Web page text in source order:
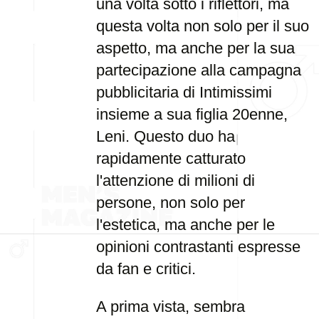
una volta sotto i riflettori, ma
questa volta non solo per il suo
aspetto, ma anche per la sua
partecipazione alla campagna
pubblicitaria di Intimissimi
insieme a sua figlia 20enne,
Leni. Questo duo ha
rapidamente catturato
l'attenzione di milioni di
persone, non solo per
l'estetica, ma anche per le
opinioni contrastanti espresse
da fan e critici.
A prima vista, sembra